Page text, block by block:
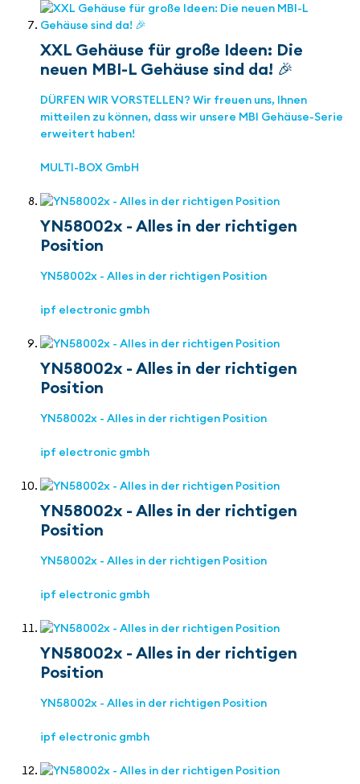
XXL Gehäuse für große Ideen: Die
neuen MBI-L Gehäuse sind da! 🎉
DÜRFEN WIR VORSTELLEN? Wir freuen uns, Ihnen
mitteilen zu können, dass wir unsere MBI Gehäuse-Serie
erweitert haben!
MULTI-BOX GmbH
YN58002x - Alles in der richtigen
Position
YN58002x - Alles in der richtigen Position
ipf electronic gmbh
YN58002x - Alles in der richtigen
Position
YN58002x - Alles in der richtigen Position
ipf electronic gmbh
YN58002x - Alles in der richtigen
Position
YN58002x - Alles in der richtigen Position
ipf electronic gmbh
YN58002x - Alles in der richtigen
Position
YN58002x - Alles in der richtigen Position
ipf electronic gmbh